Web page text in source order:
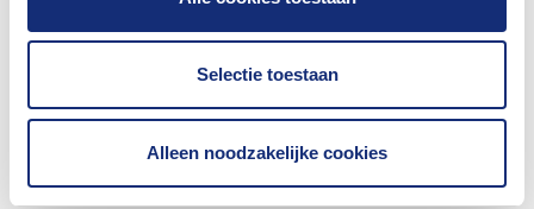
Selectie toestaan
Alleen noodzakelijke cookies